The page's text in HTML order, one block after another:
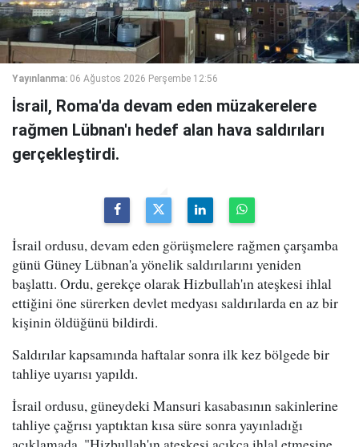
Yayınlanma: 06 Ağustos 2026 Perşembe 12:56
İsrail, Roma'da devam eden müzakerelere
rağmen Lübnan'ı hedef alan hava saldırıları
gerçekleştirdi.
İsrail ordusu, devam eden görüşmelere rağmen çarşamba
günü Güney Lübnan'a yönelik saldırılarını yeniden
başlattı. Ordu, gerekçe olarak Hizbullah'ın ateşkesi ihlal
ettiğini öne sürerken devlet medyası saldırılarda en az bir
kişinin öldüğünü bildirdi.
Saldırılar kapsamında haftalar sonra ilk kez bölgede bir
tahliye uyarısı yapıldı.
İsrail ordusu, güneydeki Mansuri kasabasının sakinlerine
tahliye çağrısı yaptıktan kısa süre sonra yayınladığı